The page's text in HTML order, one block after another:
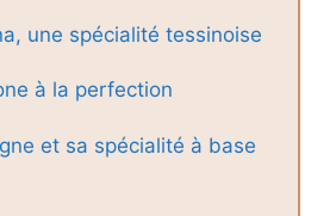
une spécialité tessinoise
à la perfection
et sa spécialité à base